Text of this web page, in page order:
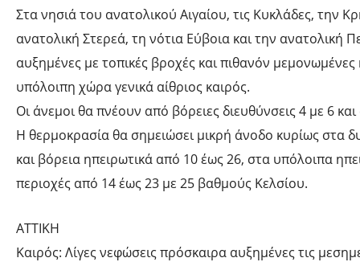
Στα νησιά του ανατολικού Αιγαίου, τις Κυκλάδες, την
ανατολική Στερεά, τη νότια Εύβοια και την ανατολική
αυξημένες με τοπικές βροχές και πιθανόν μεμονωμένες
υπόλοιπη χώρα γενικά αίθριος καιρός.
Οι άνεμοι θα πνέουν από βόρειες διευθύνσεις 4 με 6
Η θερμοκρασία θα σημειώσει μικρή άνοδο κυρίως στα
και βόρεια ηπειρωτικά από 10 έως 26, στα υπόλοιπα
περιοχές από 14 έως 23 με 25 βαθμούς Κελσίου.
ΑΤΤΙΚΗ
Καιρός: Λίγες νεφώσεις πρόσκαιρα αυξημένες τις